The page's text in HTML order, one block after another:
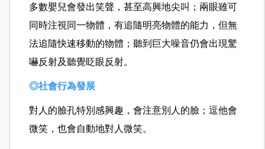
多數嬰兒會發出笑聲，甚至高興地尖叫；兩眼雖可
同時注視同一物體，有追隨明亮物體的能力，但無
法追隨快速移動的物體；聽到巨大噪音仍會出現驚
嚇反射及聽覺眨眼反射。
◎社會行為發展
對人的臉孔特別感興趣，會注意別人的臉；逗他會
微笑，也會自動地對人微笑。